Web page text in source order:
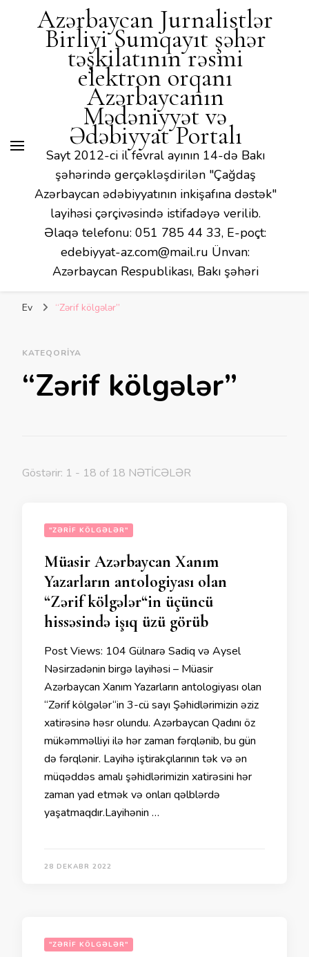
Azərbaycan Jurnalistlər
Birliyi Sumqayıt şəhər
təşkilatının rəsmi
elektron orqanı
Azərbaycanın
Mədəniyyət və
Ədəbiyyat Portalı
Sayt 2012-ci il fevral ayının 14-də Bakı
şəhərində gerçəkləşdirilən "Çağdaş
Azərbaycan ədəbiyyatının inkişafına dəstək"
layihəsi çərçivəsində istifadəyə verilib.
Əlaqə telefonu: 051 785 44 33, E-poçt:
edebiyyat-az.com@mail.ru Ünvan:
Azərbaycan Respublikası, Bakı şəhəri
Ev “Zərif kölgələr”
KATEQORIYA
“Zərif kölgələr”
Göstərir: 1 - 18 of 18 NƏTİCƏLƏR
"ZƏRIF KÖLGƏLƏR"
Müasir Azərbaycan Xanım
Yazarların antologiyası olan
“Zərif kölgələr“in üçüncü
hissəsində işıq üzü görüb
Post Views: 104 Gülnarə Sadiq və Aysel
Nəsirzadənin birgə layihəsi – Müasir
Azərbaycan Xanım Yazarların antologiyası olan
“Zərif kölgələr“in 3-cü sayı Şəhidlərimizin əziz
xatirəsinə həsr olundu. Azərbaycan Qadını öz
mükəmməlliyi ilə hər zaman fərqlənib, bu gün
də fərqlənir. Layihə iştirakçılarının tək və ən
müqəddəs amalı şəhidlərimizin xatirəsini hər
zaman yad etmək və onları qəlblərdə
yaşatmaqdır.Layihənin …
28 DEKABR 2022
"ZƏRIF KÖLGƏLƏR"